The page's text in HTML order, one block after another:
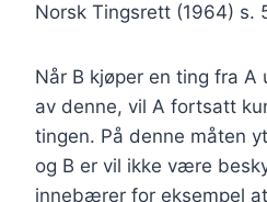
Norsk Tingsrett (1964) s.
Når B kjøper en ting fra
av denne, vil A fortsatt
tingen. På denne måten
og B er vil ikke være
innebærer for eksempel